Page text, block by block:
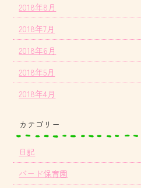
2018年8月
2018年7月
2018年6月
2018年5月
2018年4月
カテゴリー
日記
バード保育園